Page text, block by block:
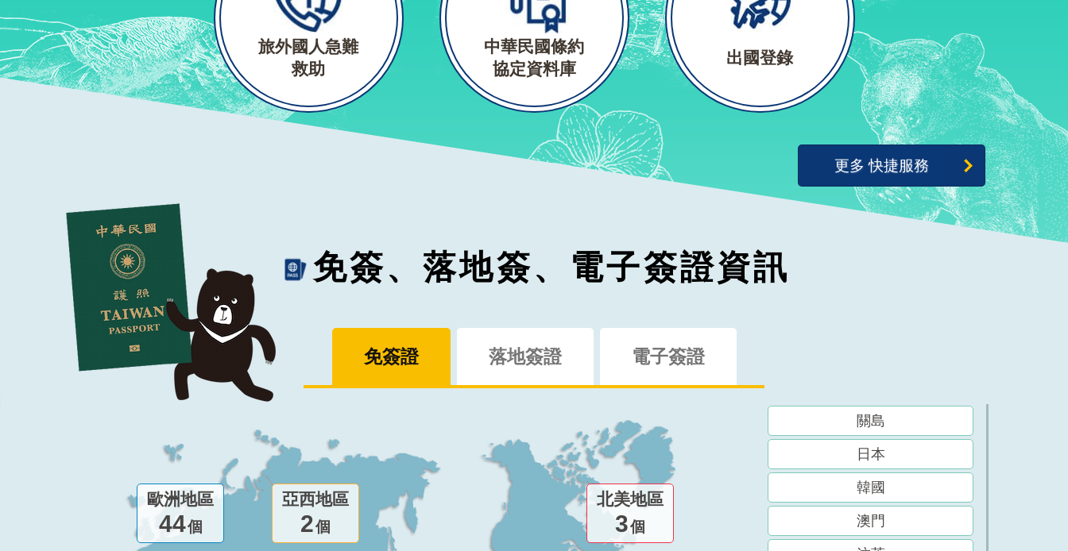
旅外國人急難
救助
中華民國條約
協定資料庫
出國登錄
更多 快捷服務
免簽、落地簽、電子簽證資訊
免簽證 落地簽證 電子簽證
歐洲地區
44個
亞西地區
2個
北美地區
3個
關島
日本
韓國
澳門